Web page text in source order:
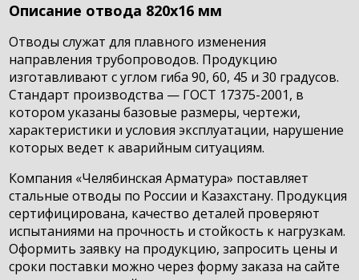
Описание отвода 820х16 мм
Отводы служат для плавного изменения
направления трубопроводов. Продукцию
изготавливают с углом гиба 90, 60, 45 и 30 градусов.
Стандарт производства — ГОСТ 17375-2001, в
котором указаны базовые размеры, чертежи,
характеристики и условия эксплуатации, нарушение
которых ведет к аварийным ситуациям.
Компания «Челябинская Арматура» поставляет
стальные отводы по России и Казахстану. Продукция
сертифицирована, качество деталей проверяют
испытаниями на прочность и стойкость к нагрузкам.
Оформить заявку на продукцию, запросить цены и
сроки поставки можно через форму заказа на сайте